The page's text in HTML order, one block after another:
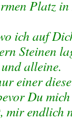
Platz
ich auf
Steinen
alleine.
einer
Du
mir endlich